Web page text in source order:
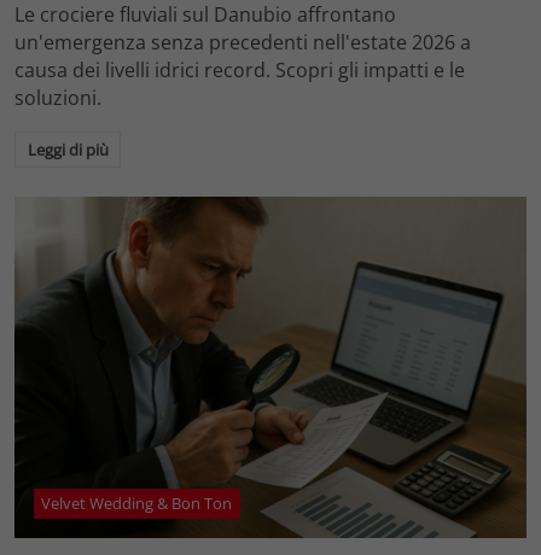
Le crociere fluviali sul Danubio affrontano
un'emergenza senza precedenti nell'estate 2026 a
causa dei livelli idrici record. Scopri gli impatti e le
soluzioni.
Leggi di più
Velvet Wedding & Bon Ton